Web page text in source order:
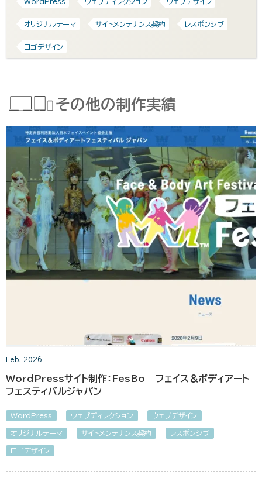
オリジナルテーマ サイトメンテナンス契約 レスポンシブ
ロゴデザイン
その他の制作実績
Feb. 2026
WordPressサイト制作：FesBo – フェイス＆ボディアート
フェスティバルジャパン
WordPress ウェブディレクション ウェブデザイン
オリジナルテーマ サイトメンテナンス契約 レスポンシブ
ロゴデザイン